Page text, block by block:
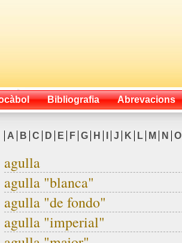
Bibliografia Abrevacions
A B C D E F G H J K L M N O
agulla
agulla "blanca"
agulla "de fondo"
agulla "imperial"